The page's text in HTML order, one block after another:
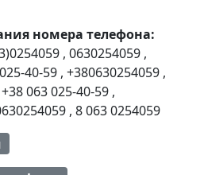
номера телефона:
, 0630254059 ,
40-59 , +380630254059 ,
+38 063 025-40-59 ,
, 8 063 0254059